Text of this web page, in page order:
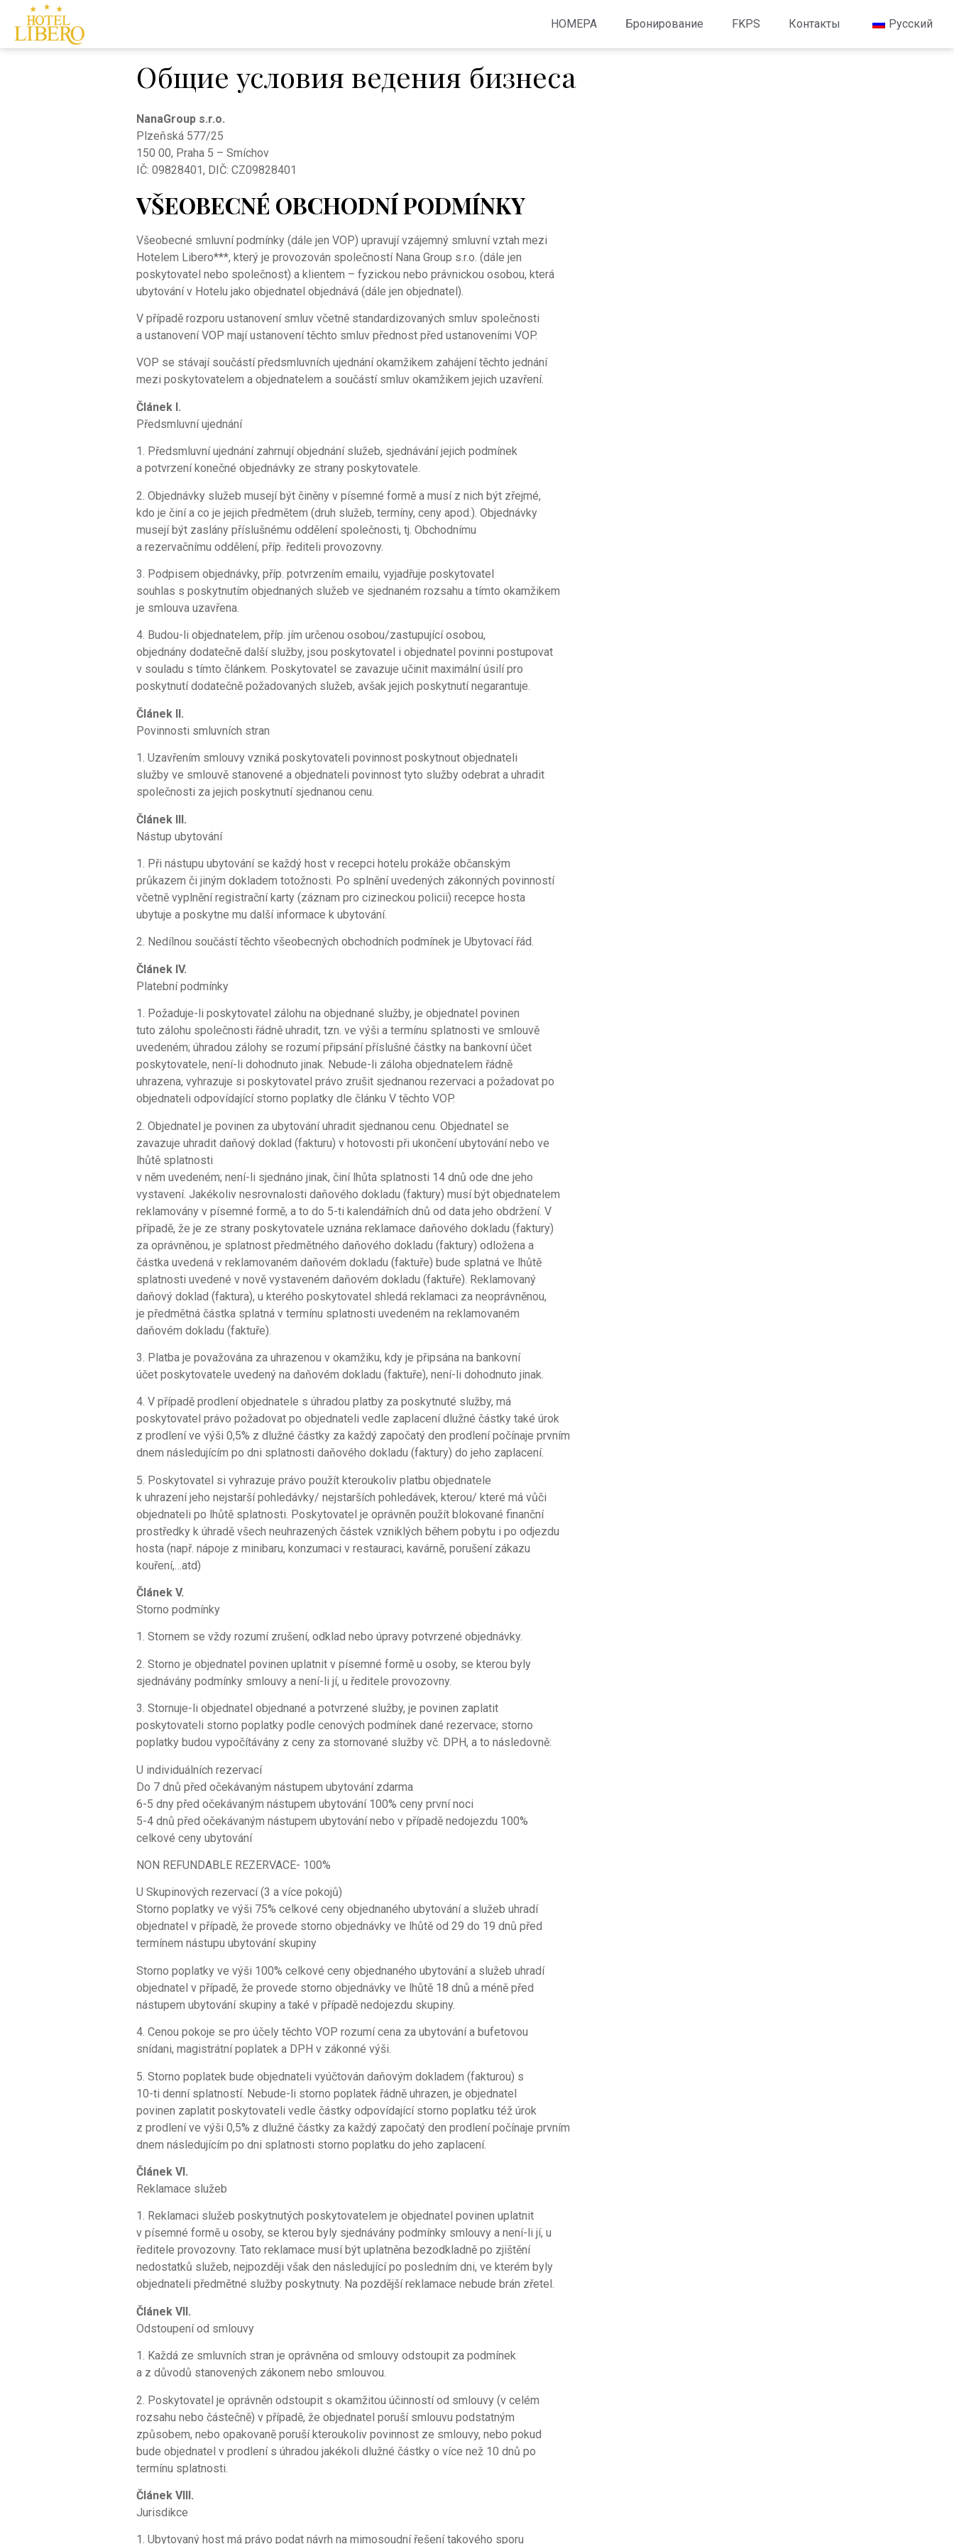
НОМЕРА Бронирование FKPS Контакты Русский
Общие условия ведения бизнеса
NanaGroup s.r.o.
Plzeňská 577/25
150 00, Praha 5 – Smíchov
IČ: 09828401, DIČ: CZ09828401
VŠEOBECNÉ OBCHODNÍ PODMÍNKY
Všeobecné smluvní podmínky (dále jen VOP) upravují vzájemný smluvní vztah mezi
Hotelem Libero***, který je provozován společností Nana Group s.r.o. (dále jen
poskytovatel nebo společnost) a klientem – fyzickou nebo právnickou osobou, která
ubytování v Hotelu jako objednatel objednává (dále jen objednatel).
V případě rozporu ustanovení smluv včetně standardizovaných smluv společnosti
a ustanovení VOP mají ustanovení těchto smluv přednost před ustanoveními VOP.
VOP se stávají součástí předsmluvních ujednání okamžikem zahájení těchto jednání
mezi poskytovatelem a objednatelem a součástí smluv okamžikem jejich uzavření.
Článek I.
Předsmluvní ujednání
1. Předsmluvní ujednání zahrnují objednání služeb, sjednávání jejich podmínek
a potvrzení konečné objednávky ze strany poskytovatele.
2. Objednávky služeb musejí být činěny v písemné formě a musí z nich být zřejmé,
kdo je činí a co je jejich předmětem (druh služeb, termíny, ceny apod.). Objednávky
musejí být zaslány příslušnému oddělení společnosti, tj. Obchodnímu
a rezervačnímu oddělení, příp. řediteli provozovny.
3. Podpisem objednávky, příp. potvrzením emailu, vyjadřuje poskytovatel
souhlas s poskytnutím objednaných služeb ve sjednaném rozsahu a tímto okamžikem
je smlouva uzavřena.
4. Budou-li objednatelem, příp. jím určenou osobou/zastupující osobou,
objednány dodatečně další služby, jsou poskytovatel i objednatel povinni postupovat
v souladu s tímto článkem. Poskytovatel se zavazuje učinit maximální úsilí pro
poskytnutí dodatečně požadovaných služeb, avšak jejich poskytnutí negarantuje.
Článek II.
Povinnosti smluvních stran
1. Uzavřením smlouvy vzniká poskytovateli povinnost poskytnout objednateli
služby ve smlouvě stanovené a objednateli povinnost tyto služby odebrat a uhradit
společnosti za jejich poskytnutí sjednanou cenu.
Článek III.
Nástup ubytování
1. Při nástupu ubytování se každý host v recepci hotelu prokáže občanským
průkazem či jiným dokladem totožnosti. Po splnění uvedených zákonných povinností
včetně vyplnění registrační karty (záznam pro cizineckou policii) recepce hosta
ubytuje a poskytne mu další informace k ubytování.
2. Nedílnou součástí těchto všeobecných obchodních podmínek je Ubytovací řád.
Článek IV.
Platební podmínky
1. Požaduje-li poskytovatel zálohu na objednané služby, je objednatel povinen
tuto zálohu společnosti řádně uhradit, tzn. ve výši a termínu splatnosti ve smlouvě
uvedeném; úhradou zálohy se rozumí připsání příslušné částky na bankovní účet
poskytovatele, není-li dohodnuto jinak. Nebude-li záloha objednatelem řádně
uhrazena, vyhrazuje si poskytovatel právo zrušit sjednanou rezervaci a požadovat po
objednateli odpovídající storno poplatky dle článku V těchto VOP.
2. Objednatel je povinen za ubytování uhradit sjednanou cenu. Objednatel se
zavazuje uhradit daňový doklad (fakturu) v hotovosti při ukončení ubytování nebo ve
lhůtě splatnosti
v něm uvedeném; není-li sjednáno jinak, činí lhůta splatnosti 14 dnů ode dne jeho
vystavení. Jakékoliv nesrovnalosti daňového dokladu (faktury) musí být objednatelem
reklamovány v písemné formě, a to do 5-ti kalendářních dnů od data jeho obdržení. V
případě, že je ze strany poskytovatele uznána reklamace daňového dokladu (faktury)
za oprávněnou, je splatnost předmětného daňového dokladu (faktury) odložena a
částka uvedená v reklamovaném daňovém dokladu (faktuře) bude splatná ve lhůtě
splatnosti uvedené v nově vystaveném daňovém dokladu (faktuře). Reklamovaný
daňový doklad (faktura), u kterého poskytovatel shledá reklamaci za neoprávněnou,
je předmětná částka splatná v termínu splatnosti uvedeném na reklamovaném
daňovém dokladu (faktuře).
3. Platba je považována za uhrazenou v okamžiku, kdy je připsána na bankovní
účet poskytovatele uvedený na daňovém dokladu (faktuře), není-li dohodnuto jinak.
4. V případě prodlení objednatele s úhradou platby za poskytnuté služby, má
poskytovatel právo požadovat po objednateli vedle zaplacení dlužné částky také úrok
z prodlení ve výši 0,5% z dlužné částky za každý započatý den prodlení počínaje prvním
dnem následujícím po dni splatnosti daňového dokladu (faktury) do jeho zaplacení.
5. Poskytovatel si vyhrazuje právo použít kteroukoliv platbu objednatele
k uhrazení jeho nejstarší pohledávky/ nejstarších pohledávek, kterou/ které má vůči
objednateli po lhůtě splatnosti. Poskytovatel je oprávněn použít blokované finanční
prostředky k úhradě všech neuhrazených částek vzniklých během pobytu i po odjezdu
hosta (např. nápoje z minibaru, konzumaci v restauraci, kavárně, porušení zákazu
kouření,…atd)
Článek V.
Storno podmínky
1. Stornem se vždy rozumí zrušení, odklad nebo úpravy potvrzené objednávky.
2. Storno je objednatel povinen uplatnit v písemné formě u osoby, se kterou byly
sjednávány podmínky smlouvy a není-li jí, u ředitele provozovny.
3. Stornuje-li objednatel objednané a potvrzené služby, je povinen zaplatit
poskytovateli storno poplatky podle cenových podmínek dané rezervace; storno
poplatky budou vypočítávány z ceny za stornované služby vč. DPH, a to následovně:
U individuálních rezervací
Do 7 dnů před očekávaným nástupem ubytování zdarma
6-5 dny před očekávaným nástupem ubytování 100% ceny první noci
5-4 dnů před očekávaným nástupem ubytování nebo v případě nedojezdu 100%
celkové ceny ubytování
NON REFUNDABLE REZERVACE- 100%
U Skupinových rezervací (3 a více pokojů)
Storno poplatky ve výši 75% celkové ceny objednaného ubytování a služeb uhradí
objednatel v případě, že provede storno objednávky ve lhůtě od 29 do 19 dnů před
termínem nástupu ubytování skupiny
Storno poplatky ve výši 100% celkové ceny objednaného ubytování a služeb uhradí
objednatel v případě, že provede storno objednávky ve lhůtě 18 dnů a méně před
nástupem ubytování skupiny a také v případě nedojezdu skupiny.
4. Cenou pokoje se pro účely těchto VOP rozumí cena za ubytování a bufetovou
snídani, magistrátní poplatek a DPH v zákonné výši.
5. Storno poplatek bude objednateli vyúčtován daňovým dokladem (fakturou) s
10-ti denní splatností. Nebude-li storno poplatek řádně uhrazen, je objednatel
povinen zaplatit poskytovateli vedle částky odpovídající storno poplatku též úrok
z prodlení ve výši 0,5% z dlužné částky za každý započatý den prodlení počínaje prvním
dnem následujícím po dni splatnosti storno poplatku do jeho zaplacení.
Článek VI.
Reklamace služeb
1. Reklamaci služeb poskytnutých poskytovatelem je objednatel povinen uplatnit
v písemné formě u osoby, se kterou byly sjednávány podmínky smlouvy a není-li jí, u
ředitele provozovny. Tato reklamace musí být uplatněna bezodkladně po zjištění
nedostatků služeb, nejpozději však den následující po posledním dni, ve kterém byly
objednateli předmětné služby poskytnuty. Na pozdější reklamace nebude brán zřetel.
Článek VII.
Odstoupení od smlouvy
1. Každá ze smluvních stran je oprávněna od smlouvy odstoupit za podmínek
a z důvodů stanovených zákonem nebo smlouvou.
2. Poskytovatel je oprávněn odstoupit s okamžitou účinností od smlouvy (v celém
rozsahu nebo částečně) v případě, že objednatel poruší smlouvu podstatným
způsobem, nebo opakovaně poruší kteroukoliv povinnost ze smlouvy, nebo pokud
bude objednatel v prodlení s úhradou jakékoli dlužné částky o více než 10 dnů po
termínu splatnosti.
Článek VIII.
Jurisdikce
1. Ubytovaný host má právo podat návrh na mimosoudní řešení takového sporu